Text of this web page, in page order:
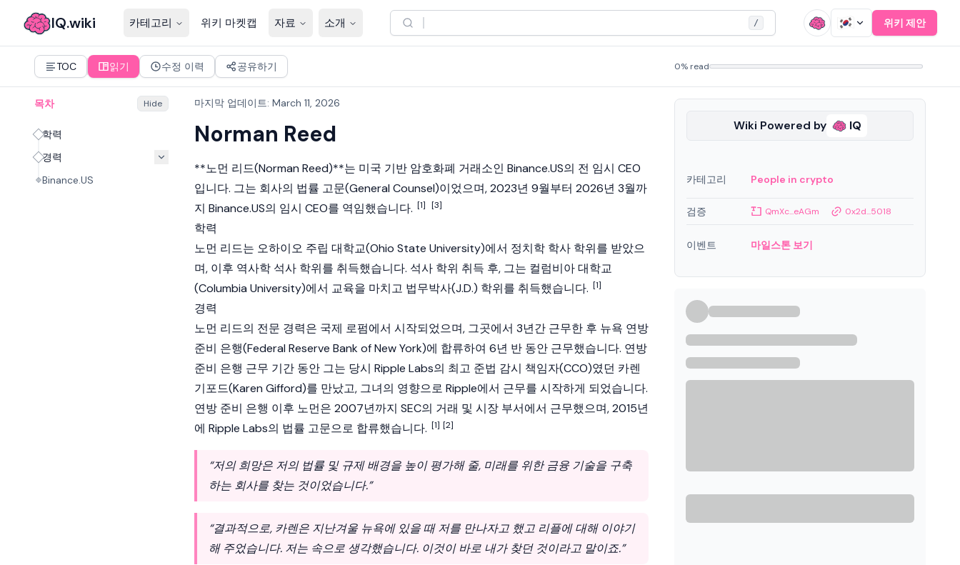
IQ.wiki 카테고리 위키 마켓캡 자료 소개 / 위키 제안
TOC 읽기 수정 이력 공유하기 0% read
목차 Hide
학력
경력
Binance.US
마지막 업데이트: March 11, 2026
Norman Reed
**노먼 리드(Norman Reed)**는 미국 기반 암호화폐 거래소인 Binance.US의 전 임시 CEO
입니다. 그는 회사의 법률 고문(General Counsel)이었으며, 2023년 9월부터 2026년 3월까
지 Binance.US의 임시 CEO를 역임했습니다. [1] [3]
학력
노먼 리드는 오하이오 주립 대학교(Ohio State University)에서 정치학 학사 학위를 받았으
며, 이후 역사학 석사 학위를 취득했습니다. 석사 학위 취득 후, 그는 컬럼비아 대학교
(Columbia University)에서 교육을 마치고 법무박사(J.D.) 학위를 취득했습니다. [1]
경력
노먼 리드의 전문 경력은 국제 로펌에서 시작되었으며, 그곳에서 3년간 근무한 후 뉴욕 연방
준비 은행(Federal Reserve Bank of New York)에 합류하여 6년 반 동안 근무했습니다. 연방
준비 은행 근무 기간 동안 그는 당시 Ripple Labs의 최고 준법 감시 책임자(CCO)였던 카렌
기포드(Karen Gifford)를 만났고, 그녀의 영향으로 Ripple에서 근무를 시작하게 되었습니다.
연방 준비 은행 이후 노먼은 2007년까지 SEC의 거래 및 시장 부서에서 근무했으며, 2015년
에 Ripple Labs의 법률 고문으로 합류했습니다. [1] [2]
“저의 희망은 저의 법률 및 규제 배경을 높이 평가해 줄, 미래를 위한 금융 기술을 구축
하는 회사를 찾는 것이었습니다.”
“결과적으로, 카렌은 지난겨울 뉴욕에 있을 때 저를 만나자고 했고 리플에 대해 이야기
해 주었습니다. 저는 속으로 생각했습니다. 이것이 바로 내가 찾던 것이라고 말이죠.”
Wiki Powered by IQ
카테고리 People in crypto
검증 QmXc...eAGm 0x2d...5018
이벤트 마일스톤 보기